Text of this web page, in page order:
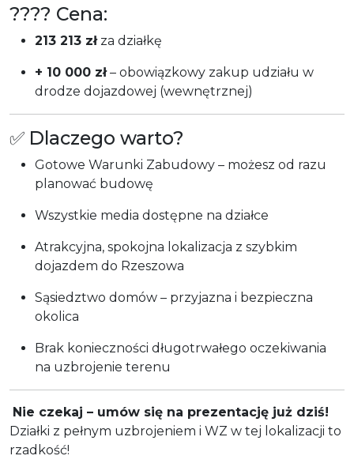
???? Cena:
213 213 złza działkę
+ 10 000 zł– obowiązkowy zakup udziału w
drodze dojazdowej (wewnętrznej)
✅ Dlaczego warto?
Gotowe Warunki Zabudowy – możesz od razu
planować budowę
Wszystkie media dostępne na działce
Atrakcyjna, spokojna lokalizacja z szybkim
dojazdem do Rzeszowa
Sąsiedztwo domów – przyjazna i bezpieczna
okolica
Brak konieczności długotrwałego oczekiwania
na uzbrojenie terenu
Nie czekaj – umów się na prezentację już dziś!
Działki z pełnym uzbrojeniem i WZ w tej lokalizacji to
rzadkość!